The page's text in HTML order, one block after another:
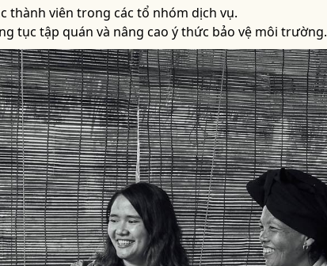
thành viên trong các tổ nhóm dịch vụ.
tục tập quán và nâng cao ý thức bảo vệ môi trường.